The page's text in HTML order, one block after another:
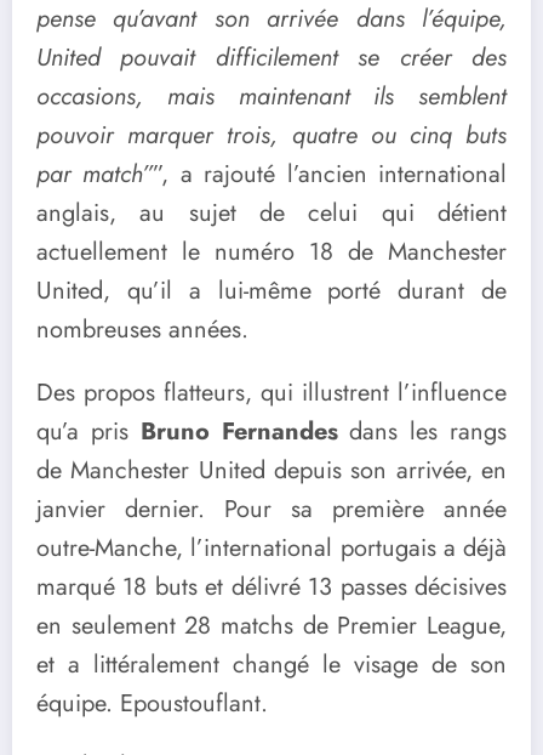
pense qu’avant son arrivée dans l’équipe,
United pouvait difficilement se créer des
occasions, mais maintenant ils semblent
pouvoir marquer trois, quatre ou cinq buts
par match” , a rajouté l’ancien international
anglais, au sujet de celui qui détient
actuellement le numéro 18 de Manchester
United, qu’il a lui-même porté durant de
nombreuses années.
Des propos flatteurs, qui illustrent l’influence
qu’a pris Bruno Fernandesdans les rangs
de Manchester United depuis son arrivée, en
janvier dernier. Pour sa première année
outre-Manche, l’international portugais a déjà
marqué 18 buts et délivré 13 passes décisives
en seulement 28 matchs de Premier League,
et a littéralement changé le visage de son
équipe. Epoustouflant.